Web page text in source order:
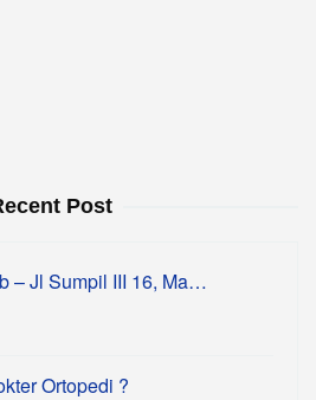
Post
– Jl Sumpil III 16, Ma…
Ortopedi ?